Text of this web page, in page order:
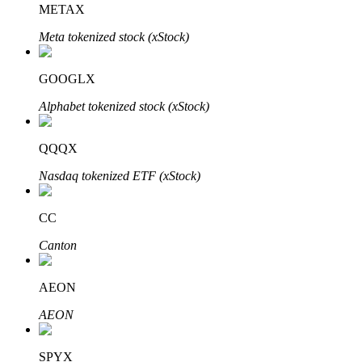
Penguncian BTR
Investasi eksklusif untuk pemegang BTR
Pinjaman
METAX
Meta tokenized stock (xStock)
GOOGLX
Alphabet tokenized stock (xStock)
QQQX
Nasdaq tokenized ETF (xStock)
CC
Canton
AEON
AEON
SPYX